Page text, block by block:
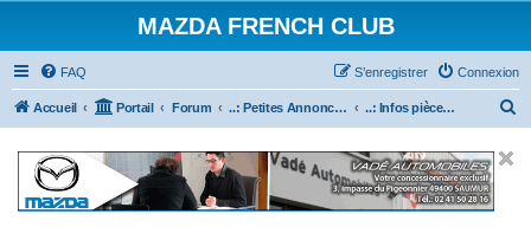
MAZDA FRENCH CLUB
FAQ Connexion
S’enregistrer
Accueil Portail Forum ..: Petites Annonces :.. (achats / ventes) ..: Infos pièces neuves & Documentation :..